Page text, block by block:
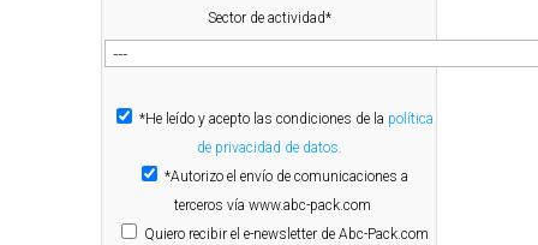
Sector de actividad*
*He leído y acepto las condiciones de la política
de privacidad de datos.
*Autorizo el envío de comunicaciones a
terceros vía www.abc-pack.com
Quiero recibir el e-newsletter de Abc-Pack.com